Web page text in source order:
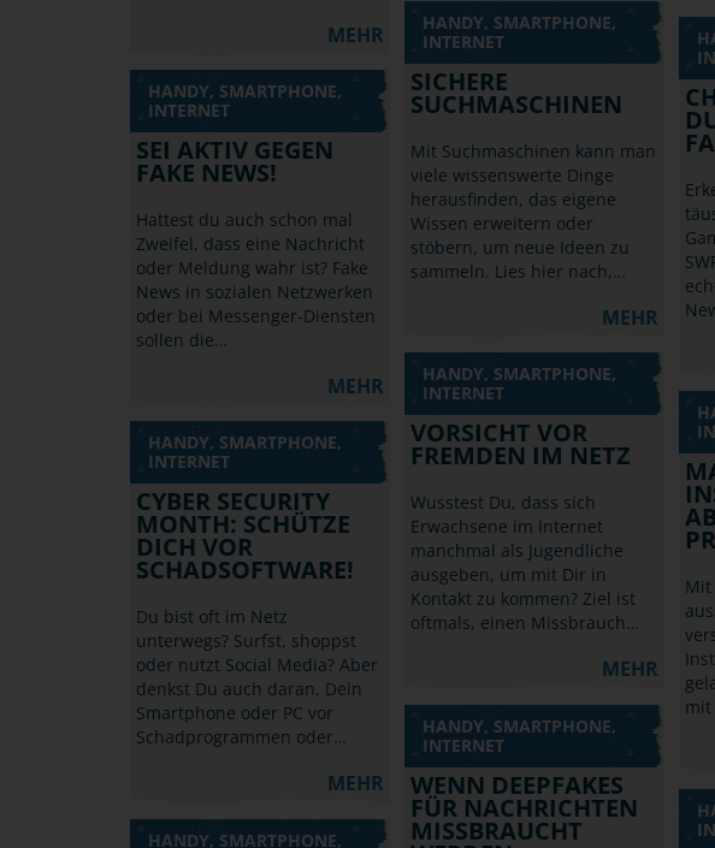
MEHR
HANDY, SMARTPHONE,
INTERNET
SICHERE
SUCHMASCHINEN
Mit Suchmaschinen kann man
viele wissenswerte Dinge
herausfinden, das eigene
Wissen erweitern oder
stöbern, um neue Ideen zu
sammeln. Lies hier nach,…
MEHR
HANDY, SMARTPHONE,
INTERNET
SEI AKTIV GEGEN
FAKE NEWS!
Hattest du auch schon mal
Zweifel, dass eine Nachricht
oder Meldung wahr ist? Fake
News in sozialen Netzwerken
oder bei Messenger-Diensten
sollen die…
MEHR
HANDY, SMARTPHONE,
INTERNET
VORSICHT VOR
FREMDEN IM NETZ
Wusstest Du, dass sich
Erwachsene im Internet
manchmal als Jugendliche
ausgeben, um mit Dir in
Kontakt zu kommen? Ziel ist
oftmals, einen Missbrauch…
MEHR
Mit
mit
HANDY, SMARTPHONE,
INTERNET
CYBER SECURITY
MONTH: SCHÜTZE
DICH VOR
SCHADSOFTWARE!
Du bist oft im Netz
unterwegs? Surfst, shoppst
oder nutzt Social Media? Aber
denkst Du auch daran, Dein
Smartphone oder PC vor
Schadprogrammen oder…
MEHR
HANDY, SMARTPHONE,
INTERNET
WENN DEEPFAKES
FÜR NACHRICHTEN
MISSBRAUCHT
HANDY, SMARTPHONE,